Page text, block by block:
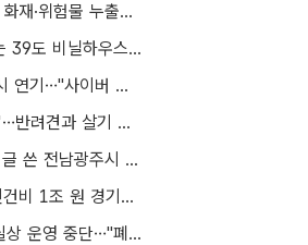
부산 사하구 YK스틸서 화재·위험물 누출…소방 대응 1단계 발령
[르포] 선풍기 하나 없는 39도 비닐하우스…이주노동자의 '악몽같은 폭염'
오픈AI, 차세대 AI 출시 연기…"사이버 공격 등 보안 위험"
'무더위도 함께 피하개'…반려견과 살기 좋은 자치구는 어디
숨진 여성 소방관 비하 글 쓴 전남광주시 공무원 입건
추미애 "국가직 소방 인건비 1조 원 경기도가 대납…재정개혁 시급"
울릉군 자유게시판 사실상 운영 중단…"폐쇄" vs "소통창구 지켜야"